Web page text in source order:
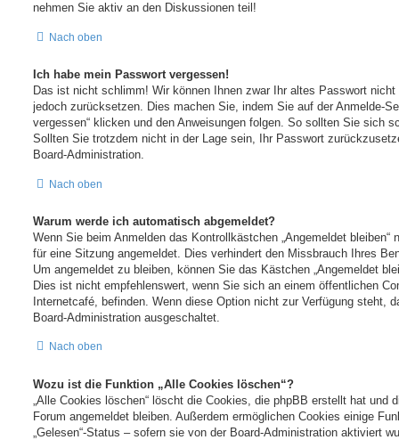
nehmen Sie aktiv an den Diskussionen teil!
Nach oben
Ich habe mein Passwort vergessen!
Das ist nicht schlimm! Wir können Ihnen zwar Ihr altes Passwort
jedoch zurücksetzen. Dies machen Sie, indem Sie auf der Anmelde-
vergessen“ klicken und den Anweisungen folgen. So sollten Sie sich
Sollten Sie trotzdem nicht in der Lage sein, Ihr Passwort
Board-Administration.
Nach oben
Warum werde ich automatisch abgemeldet?
Wenn Sie beim Anmelden das Kontrollkästchen „Angemeldet bleiben“
für eine Sitzung angemeldet. Dies verhindert den Missbrauch Ihres
Um angemeldet zu bleiben, können Sie das Kästchen „Angemeldet
Dies ist nicht empfehlenswert, wenn Sie sich an einem öffentlichen
Internetcafé, befinden. Wenn diese Option nicht zur Verfügung steht,
Board-Administration ausgeschaltet.
Nach oben
Wozu ist die Funktion „Alle Cookies löschen“?
„Alle Cookies löschen“ löscht die Cookies, die phpBB erstellt hat und
Forum angemeldet bleiben. Außerdem ermöglichen Cookies einige
„Gelesen“-Status – sofern sie von der Board-Administration aktiviert